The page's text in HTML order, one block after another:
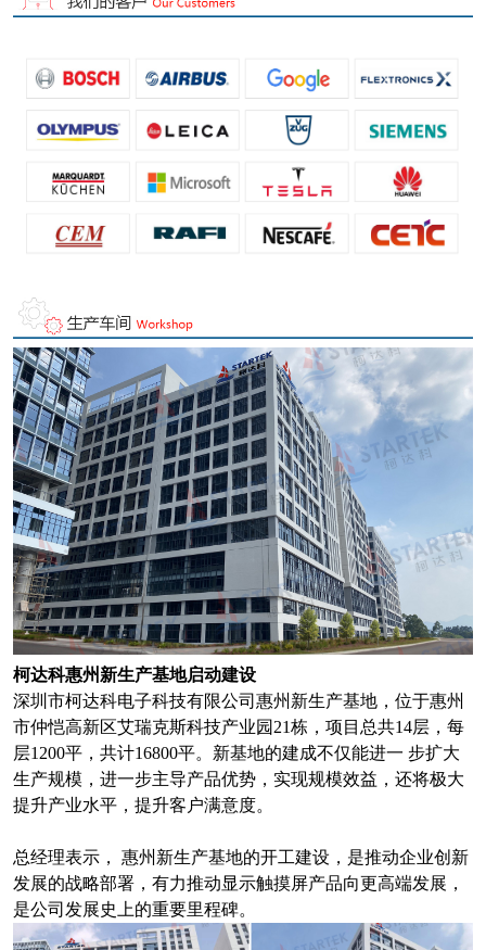
柯达科惠州新生产基地启动建设
深圳市柯达科电子科技有限公司惠州新生产基地，位于惠州
市仲恺高新区艾瑞克斯科技产业园21栋，项目总共14层，每
层1200平，共计16800平。新基地的建成不仅能进一 步扩大
生产规模，进一步主导产品优势，实现规模效益，还将极大
提升产业水平，提升客户满意度。
总经理表示， 惠州新生产基地的开工建设，是推动企业创新
发展的战略部署，有力推动显示触摸屏产品向更高端发展，
是公司发展史上的重要里程碑。